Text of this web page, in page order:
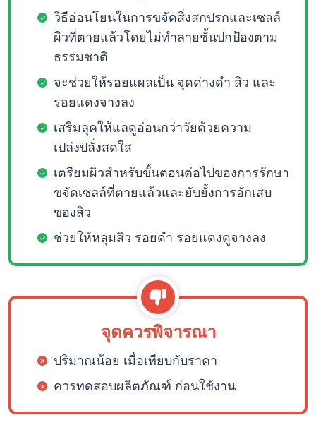
วิธีอ่อนโยนในการขจัดสิ่งสกปรกและเซลล์
ผิวที่ตายแล้วโดยไม่ทำลายชั้นปกป้องตาม
ธรรมชาติ
จะช่วยให้รอยแผลเป็น จุดด่างดำ สิว และ
รอยแดงจางลง
เสริมลุคให้แลดูอ่อนกว่าวัยด้วยความ
เปล่งปลั่งสดใส
เตรียมผิวสำหรับขั้นตอนต่อไปของการรักษา
ขจัดเซลล์ที่ตายแล้วและยับยั้งการอักเสบ
ของสิว
ช่วยให้หลุมสิว รอยดำ รอยแดงดูจางลง
จุดควรพิจารณา
ปริมาณน้อย เมื่อเทียบกับราคา
ควรทดสอบผลิตภัณฑ์ ก่อนใช้งาน